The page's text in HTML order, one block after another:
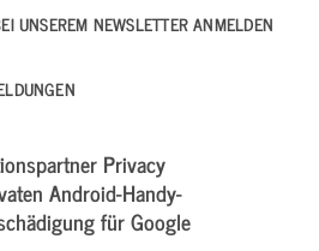
UNSEREM NEWSLETTER ANMELDEN
Privacy
Android-Handy-
für Google